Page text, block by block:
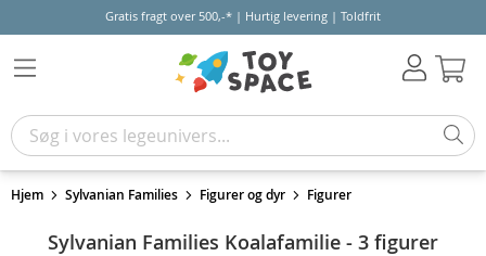
Gratis fragt over 500,-* | Hurtig levering | Toldfrit
Hjem Sylvanian Families Figurer og dyr Figurer
Sylvanian Families Koalafamilie - 3 figurer